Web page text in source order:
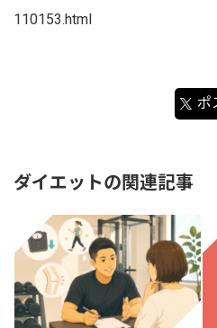
110153.html
ポ
ダイエットの関連記事